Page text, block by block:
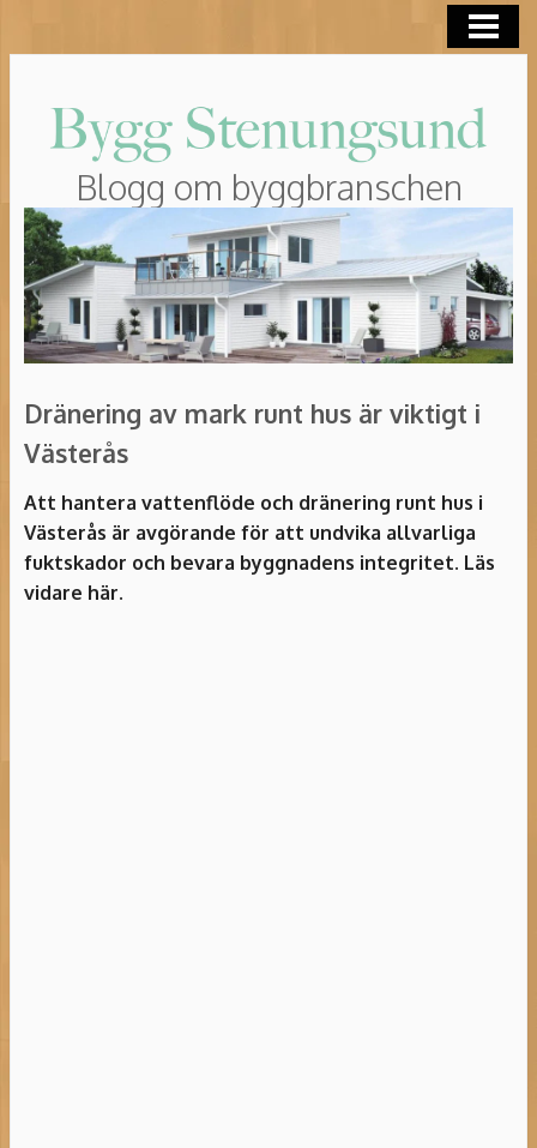
Blogg om byggbranschen
Dränering av mark runt hus är viktigt i
Västerås
Att hantera vattenflöde och dränering runt hus i
Västerås är avgörande för att undvika allvarliga
fuktskador och bevara byggnadens integritet. Läs
vidare här.